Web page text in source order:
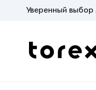
Уверенный выбор